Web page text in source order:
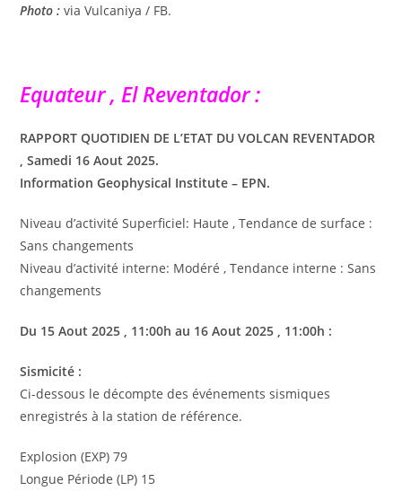
Photo : via Vulcaniya / FB.
Equateur , El Reventador :
RAPPORT QUOTIDIEN DE L’ETAT DU VOLCAN REVENTADOR
, Samedi 16 Aout 2025.
Information Geophysical Institute – EPN.
Niveau d’activité Superficiel: Haute , Tendance de surface :
Sans changements
Niveau d’activité interne: Modéré , Tendance interne : Sans
changements
Du 15 Aout 2025 , 11:00h au 16 Aout 2025 , 11:00h :
Sismicité :
Ci-dessous le décompte des événements sismiques
enregistrés à la station de référence.
Explosion (EXP) 79
Longue Période (LP) 15